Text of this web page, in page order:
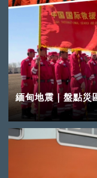
緬甸地震｜盤點災